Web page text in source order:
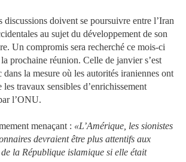
discussions doivent se poursuivre entre l’Iran
au sujet du développement de son
Un compromis sera recherché ce mois-ci
prochaine réunion. Celle de janvier s’est
dans la mesure où les autorités iraniennes ont
les travaux sensibles d’enrichissement
l’ONU.
menaçant : «L’Amérique, les sionistes
devraient être plus attentifs aux
la République islamique si elle était